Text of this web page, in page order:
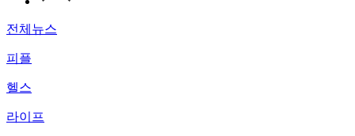
전체뉴스
피플
헬스
라이프